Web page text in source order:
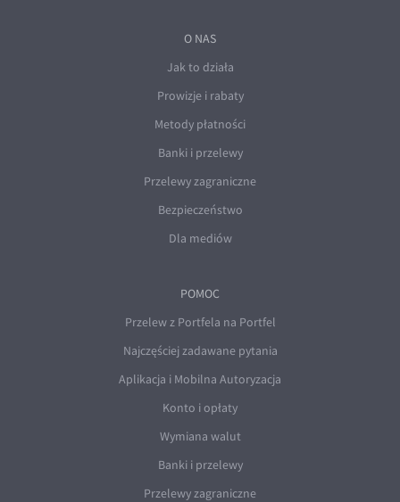
O NAS
Jak to działa
Prowizje i rabaty
Metody płatności
Banki i przelewy
Przelewy zagraniczne
Bezpieczeństwo
Dla mediów
POMOC
Przelew z Portfela na Portfel
Najczęściej zadawane pytania
Aplikacja i Mobilna Autoryzacja
Konto i opłaty
Wymiana walut
Banki i przelewy
Przelewy zagraniczne